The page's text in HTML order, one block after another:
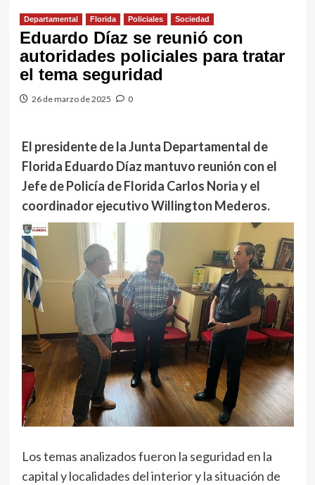
Departamental Florida Policiales Sociedad
Eduardo Díaz se reunió con
autoridades policiales para tratar
el tema seguridad
26 de marzo de 2025 0
El presidente de la Junta Departamental de
Florida Eduardo Díaz mantuvo reunión con el
Jefe de Policía de Florida Carlos Noria y el
coordinador ejecutivo Willington Mederos.
Los temas analizados fueron la seguridad en la
capital y localidades del interior y la situación de